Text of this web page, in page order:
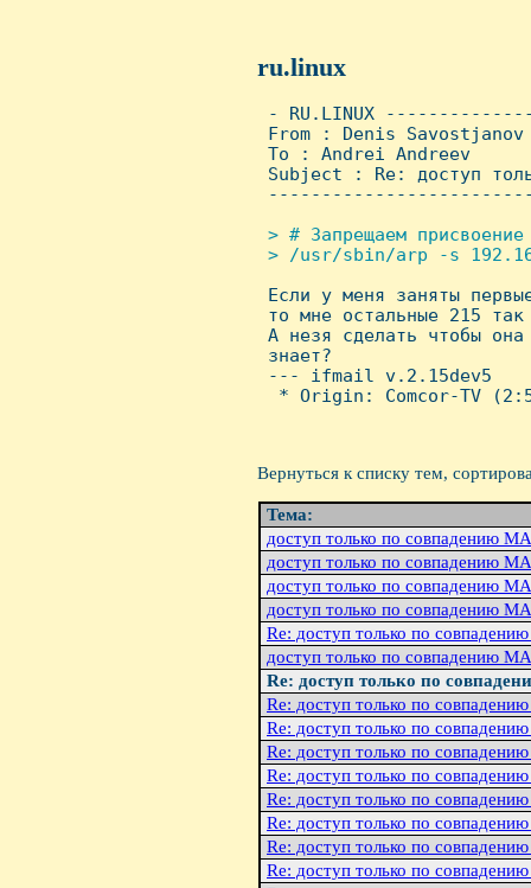
ru.linux
- RU.LINUX
From : Denis
To : Andrei Andreev
Subject : Re: доступ
> # Запрещаем
> /usr/sbin/arp -s
Если у меня заняты
то мне остальные 215
А незя сделать чтобы
знает?
--- ifmail v.2.15dev5
* Origin: Comcor-TV
Вернуться к списку тем,
Тема:
доступ только по совпадению
доступ только по совпадению
доступ только по совпадению
доступ только по совпадению
Re: доступ только по
доступ только по совпадению
Re: доступ только по
Re: доступ только по
Re: доступ только по
Re: доступ только по
Re: доступ только по
Re: доступ только по
Re: доступ только по
Re: доступ только по
Re: доступ только по